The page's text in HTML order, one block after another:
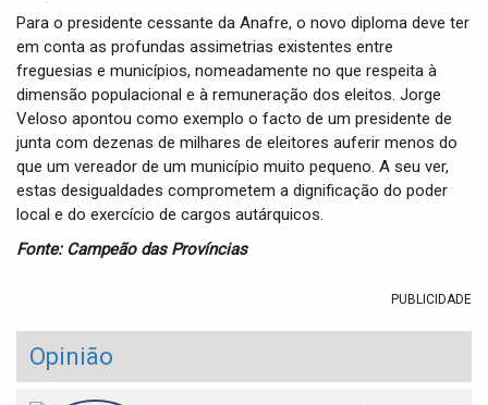
Para o presidente cessante da Anafre, o novo diploma deve ter
em conta as profundas assimetrias existentes entre
freguesias e municípios, nomeadamente no que respeita à
dimensão populacional e à remuneração dos eleitos. Jorge
Veloso apontou como exemplo o facto de um presidente de
junta com dezenas de milhares de eleitores auferir menos do
que um vereador de um município muito pequeno. A seu ver,
estas desigualdades comprometem a dignificação do poder
local e do exercício de cargos autárquicos.
Fonte: Campeão das Províncias
PUBLICIDADE
Opinião